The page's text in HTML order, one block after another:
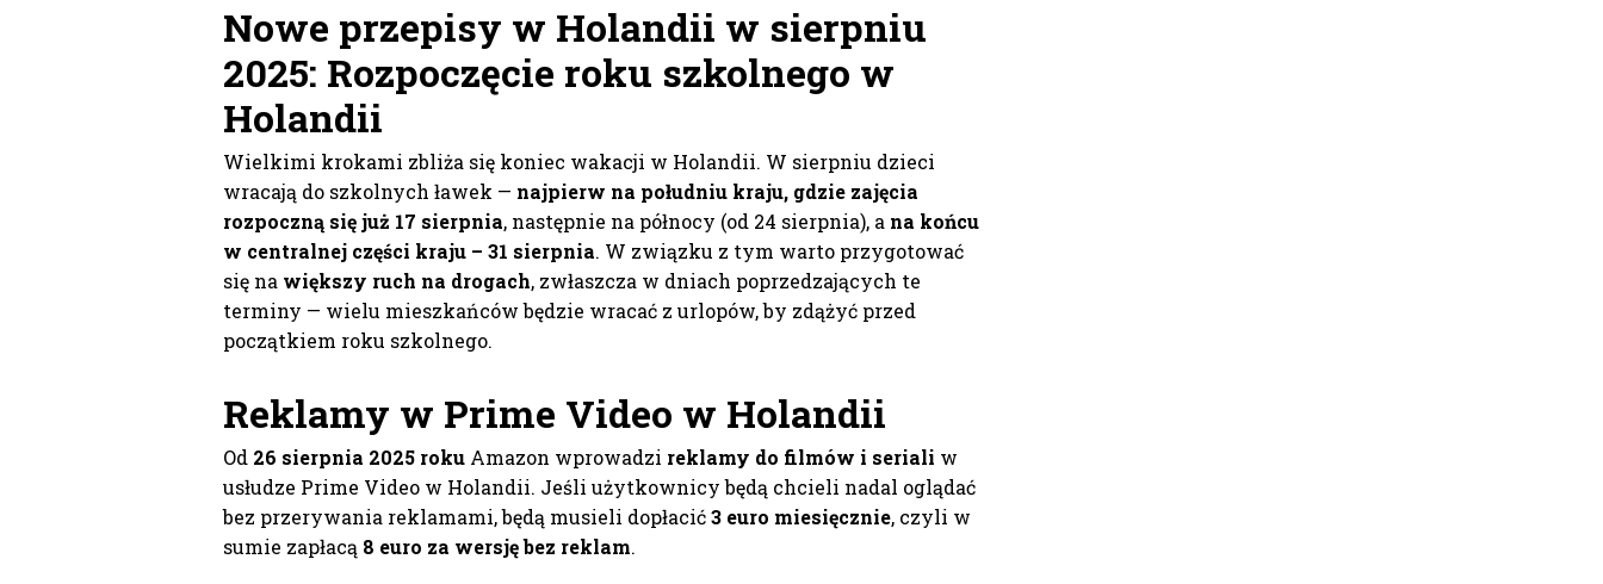
Nowe przepisy w Holandii w sierpniu
2025: Rozpoczęcie roku szkolnego w
Holandii
Wielkimi krokami zbliża się koniec wakacji w Holandii. W sierpniu dzieci
wracają do szkolnych ławek — najpierw na południu kraju, gdzie zajęcia
rozpoczną się już 17 sierpnia, następnie na północy (od 24 sierpnia), a na końcu
w centralnej części kraju – 31 sierpnia. W związku z tym warto przygotować
się na większy ruch na drogach, zwłaszcza w dniach poprzedzających te
terminy — wielu mieszkańców będzie wracać z urlopów, by zdążyć przed
początkiem roku szkolnego.
Reklamy w Prime Video w Holandii
Od 26 sierpnia 2025 roku Amazon wprowadzi reklamy do filmów i seriali w
usłudze Prime Video w Holandii. Jeśli użytkownicy będą chcieli nadal oglądać
bez przerywania reklamami, będą musieli dopłacić3 euro miesięcznie, czyli w
sumie zapłacą 8 euro za wersję bez reklam.